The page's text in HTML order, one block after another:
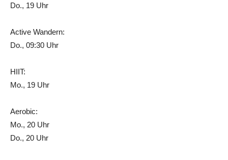
Do., 19 Uhr
Active Wandern:
Do., 09:30 Uhr
HIIT:
Mo., 19 Uhr
Aerobic:
Mo., 20 Uhr
Do., 20 Uhr